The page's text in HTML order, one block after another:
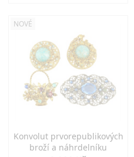
NOVÉ
Konvolut prvorepublikových
broží a náhrdelníku